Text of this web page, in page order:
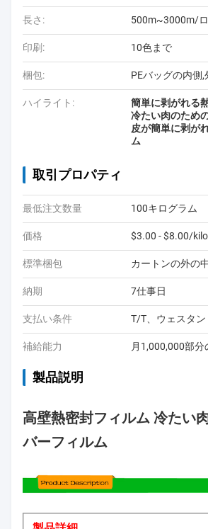
長さ: 500m~3000m/
印刷: 10色まで
梱包: PEバッグの内側,
ハイライト: 簡単に剥がれる
冷たい肉のため
皮が簡単に剥が
ム
取引プロパティ
最低注文数量 100キログラム
価格 $3.00 - $8.00/
標準梱包 カートンの外の
納期 7仕事日
支払い条件 T/T、ウェスタ
補給能力 月1,000,000部分
製品説明
高壁熱密封フィルム 冷たい
バーフィルム